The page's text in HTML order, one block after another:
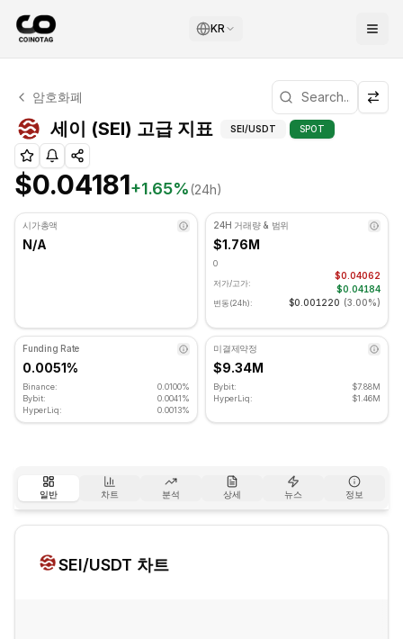
KR
세이 기술적 분석
세이 현재 $0.04181에 거래되고 있습니다. RSI 지표는
암호화폐
세이 (SEI) 고급 지표 세이 (SEI) 고급 지표 -
SEI/USDT SPOT
$0.04181+1.65%(24h)
시가총액
N/A
24H 거래량 & 범위
$1.76M
0
저가/고가:
$0.04062
$0.04184
변동(24h): $0.001220 (3.00%)
Funding Rate
0.0051%
Binance:
0.0100%
Bybit:
0.0041%
HyperLiq:
0.0013%
미결제약정
$9.34M
Bybit:
$7.88M
HyperLiq:
$1.46M
일반 차트 분석 상세 뉴스 정보
SEI/USDT 차트